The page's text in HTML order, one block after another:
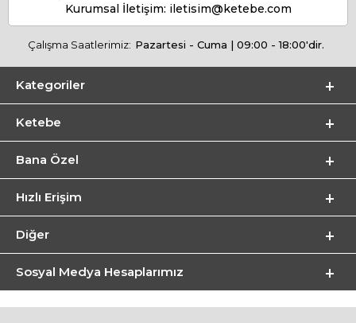
Kurumsal İletişim: iletisim@ketebe.com
Çalışma Saatlerimiz: Pazartesi - Cuma | 09:00 - 18:00'dir.
Kategoriler
Ketebe
Bana Özel
Hızlı Erişim
Diğer
Sosyal Medya Hesaplarımız